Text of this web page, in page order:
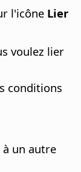
l'icône Lier
voulez lier
conditions
à un autre